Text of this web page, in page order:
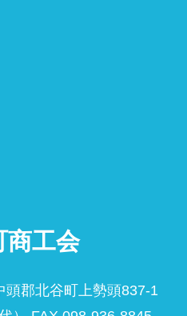
商工会
頭郡北谷町上勢頭837-1